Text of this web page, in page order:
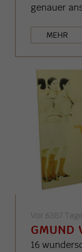
genauer
MEHR
Vor 6387
GMUND
16